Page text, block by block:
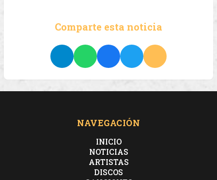
Comparte esta noticia
NAVEGACIÓN
INICIO
NOTICIAS
ARTISTAS
DISCOS